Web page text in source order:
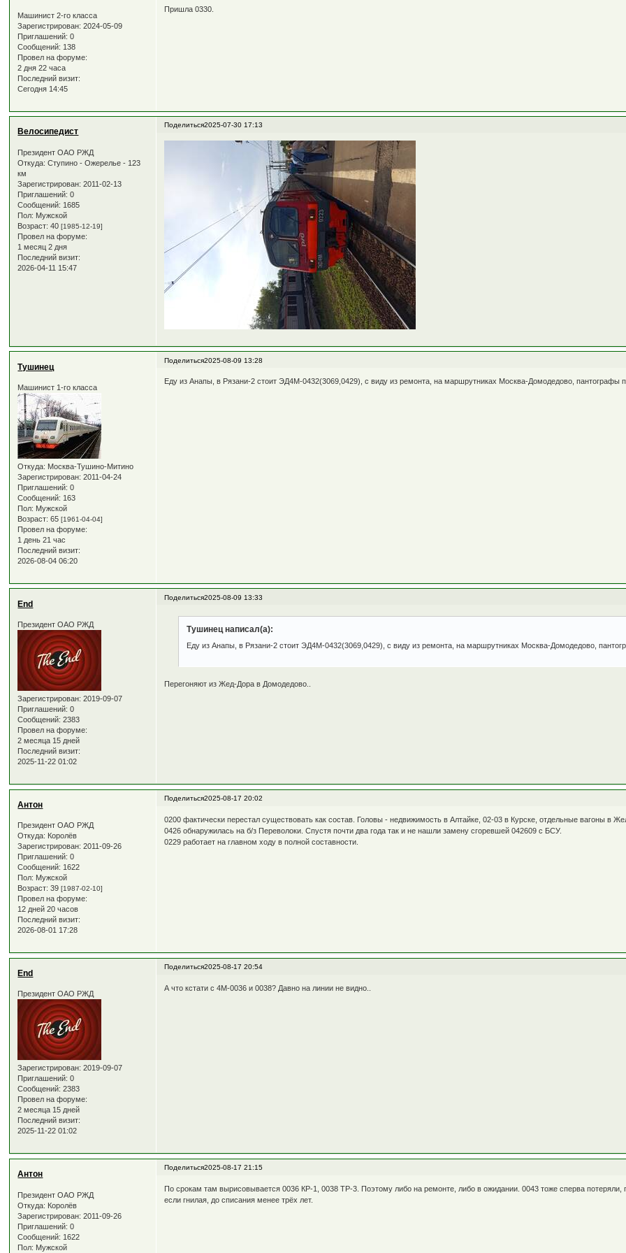
Машинист 2-го класса
Зарегистрирован: 2024-05-09
Приглашений: 0
Сообщений: 138
Провел на форуме:
2 дня 22 часа
Последний визит:
Сегодня 14:45
Пришла 0330.
Поделиться2025-07-30 17:13
Велосипедист
Президент ОАО РЖД
Откуда: Ступино - Ожерелье - 123
км
Зарегистрирован: 2011-02-13
Приглашений: 0
Сообщений: 1685
Пол: Мужской
Возраст: 40[1985-12-19]
Провел на форуме:
1 месяц 2 дня
Последний визит:
2026-04-11 15:47
Поделиться2025-08-09 13:28
Тушинец
Машинист 1-го класса
Откуда: Москва-Тушино-Митино
Зарегистрирован: 2011-04-24
Приглашений: 0
Сообщений: 163
Пол: Мужской
Возраст: 65[1961-04-04]
Провел на форуме:
1 день 21 час
Последний визит:
2026-08-04 06:20
Еду из Анапы, в Рязани-2 стоит ЭД4М-0432(3069,0429), с виду из ремонта, на маршрутниках Москва-Домодедово, пантографы
Поделиться2025-08-09 13:33
End
Президент ОАО РЖД
Зарегистрирован: 2019-09-07
Приглашений: 0
Сообщений: 2383
Провел на форуме:
2 месяца 15 дней
Последний визит:
2025-11-22 01:02
Тушинец написал(а):
Еду из Анапы, в Рязани-2 стоит ЭД4М-0432(3069,0429), с виду из ремонта, на маршрутниках Москва-Домодедово,
Перегоняют из Жед-Дора в Домодедово..
Поделиться2025-08-17 20:02
Антон
Президент ОАО РЖД
Откуда: Королёв
Зарегистрирован: 2011-09-26
Приглашений: 0
Сообщений: 1622
Пол: Мужской
Возраст: 39[1987-02-10]
Провел на форуме:
12 дней 20 часов
Последний визит:
2026-08-01 17:28
0200 фактически перестал существовать как состав. Головы - недвижимость в Алтайке, 02-03 в Курске, отдельные вагоны в
0426 обнаружилась на б/з Переволоки. Спустя почти два года так и не нашли замену сгоревшей 042609 с БСУ.
0229 работает на главном ходу в полной составности.
Поделиться2025-08-17 20:54
End
Президент ОАО РЖД
Зарегистрирован: 2019-09-07
Приглашений: 0
Сообщений: 2383
Провел на форуме:
2 месяца 15 дней
Последний визит:
2025-11-22 01:02
А что кстати с 4М-0036 и 0038? Давно на линии не видно..
Поделиться2025-08-17 21:15
Антон
Президент ОАО РЖД
Откуда: Королёв
Зарегистрирован: 2011-09-26
Приглашений: 0
Сообщений: 1622
Пол: Мужской
По срокам там вырисовывается 0036 КР-1, 0038 ТР-3. Поэтому либо на ремонте, либо в ожидании. 0043 тоже сперва
если гнилая, до списания менее трёх лет.